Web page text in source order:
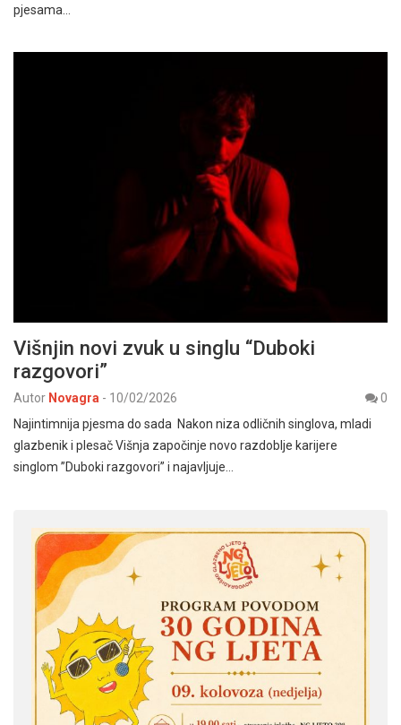
pjesama…
Višnjin novi zvuk u singlu “Duboki
razgovori”
Autor Novagra - 10/02/2026
0
Najintimnija pjesma do sada Nakon niza odličnih singlova, mladi
glazbenik i plesač Višnja započinje novo razdoblje karijere
singlom ”Duboki razgovori” i najavljuje…